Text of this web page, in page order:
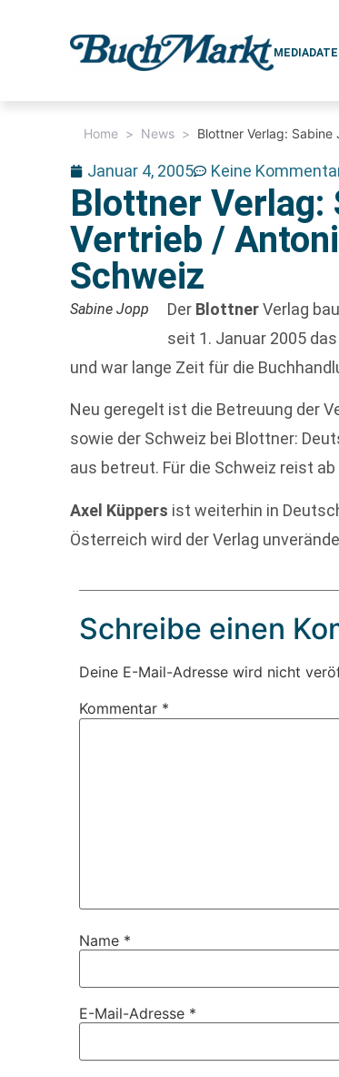
Home > News > Blottner Verlag:
Januar 4, 2005 Keine
Blottner Verlag:
Vertrieb /
Schweiz
Sabine Jopp Der BlottnerVerlag
seit 1. Januar 2005
und war lange Zeit für die
Neu geregelt ist die Betreuung der
sowie der Schweiz bei Blottner:
aus betreut. Für die Schweiz reist
Axel Küppers ist weiterhin in
Österreich wird der Verlag
Schreibe einen
Deine E-Mail-Adresse wird nicht
Kommentar *
Name *
E-Mail-Adresse *